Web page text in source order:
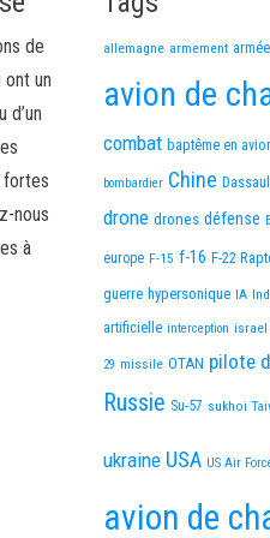
de
un
d’un
fortes
nous
à
allemagne armement armée
avion de
combat baptême en
bombardier Chine
drone drones défense
europe F-15 f-16 F-22
guerre hypersonique IA
artificielle interception israel
29 missile OTAN pilote
Russie Su-57 sukhoi
ukraine USA US Air
avion de